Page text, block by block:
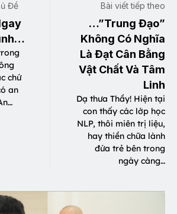
Đề
chứ
an
Bài viết tiếp theo
…”Trung Đạo”
Không Có Nghĩa
Là Đạt Cân Bằng
Vật Chất Và Tâm
Linh
Dạ thưa Thầy! Hiện tại
con thấy các lớp học
NLP, thôi miên trị liệu,
hay thiền chữa lành
đứa trẻ bên trong
ngày càng…